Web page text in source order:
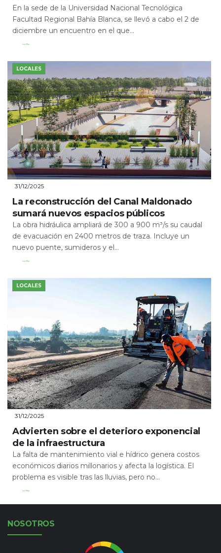
En la sede de la Universidad Nacional Tecnológica
Facultad Regional Bahía Blanca, se llevó a cabo el 2 de
diciembre un encuentro en el que...
Leer Más
LOCALES
31/12/2025
La reconstrucción del Canal Maldonado
sumará nuevos espacios públicos
La obra hidráulica ampliará de 300 a 900 m³/s su caudal
de evacuación en 2400 metros de traza. Incluye un
nuevo puente, sumideros y el...
Leer Más
LOCALES
31/12/2025
Advierten sobre el deterioro exponencial
de la infraestructura
La falta de mantenimiento vial e hídrico genera costos
económicos diarios millonarios y afecta la logística. El
problema es visible tras las lluvias, pero no...
Leer Más
NOSOTROS